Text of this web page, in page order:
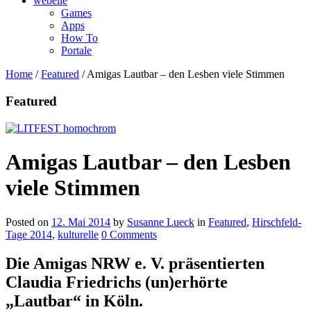
Games
Apps
How To
Portale
Home /Featured /Amigas Lautbar – den Lesben viele Stimmen
Featured
Amigas Lautbar – den Lesben
viele Stimmen
Posted on 12. Mai 2014 by Susanne Lueck in Featured, Hirschfeld-
Tage 2014, kulturelle 0 Comments
Die Amigas NRW e. V. präsentierten
Claudia Friedrichs (un)erhörte
„Lautbar“ in Köln.